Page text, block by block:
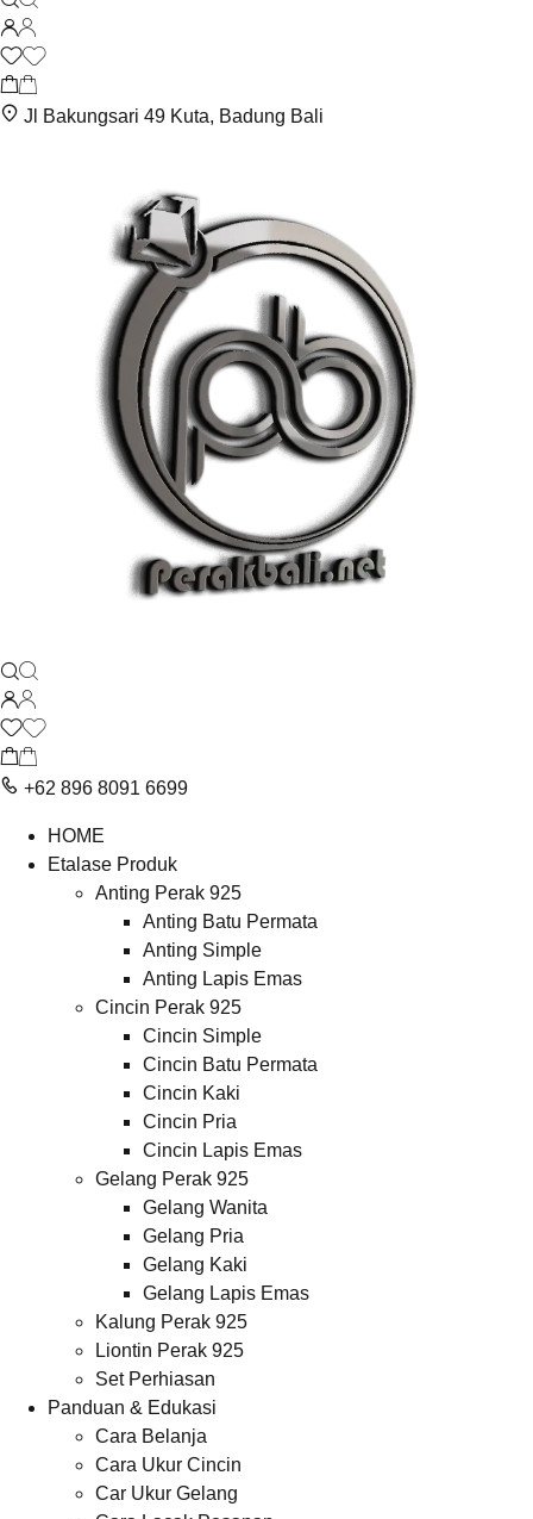
Jl Bakungsari 49 Kuta, Badung Bali
+62 896 8091 6699
HOME
Etalase Produk
Anting Perak 925
Anting Batu Permata
Anting Simple
Anting Lapis Emas
Cincin Perak 925
Cincin Simple
Cincin Batu Permata
Cincin Kaki
Cincin Pria
Cincin Lapis Emas
Gelang Perak 925
Gelang Wanita
Gelang Pria
Gelang Kaki
Gelang Lapis Emas
Kalung Perak 925
Liontin Perak 925
Set Perhiasan
Panduan & Edukasi
Cara Belanja
Cara Ukur Cincin
Car Ukur Gelang